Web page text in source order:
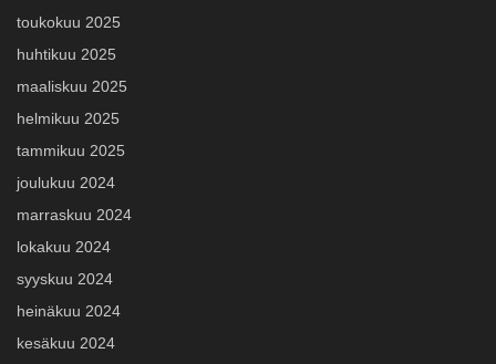
toukokuu 2025
huhtikuu 2025
maaliskuu 2025
helmikuu 2025
tammikuu 2025
joulukuu 2024
marraskuu 2024
lokakuu 2024
syyskuu 2024
heinäkuu 2024
kesäkuu 2024